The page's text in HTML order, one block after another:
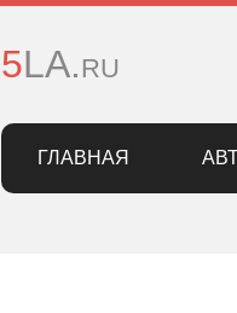
5LA.ru
ГЛАВНАЯ